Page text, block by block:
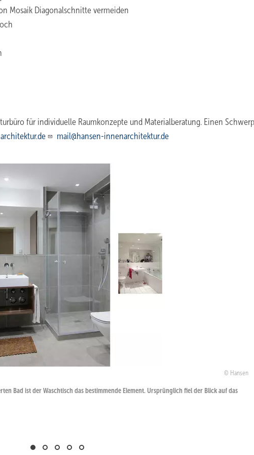
Mosaik Diagonalschnitte vermeiden
für individuelle Raumkonzepte und Materialberatung. Einen
mail@hansen-innenarchitektur.de
Hansen
Bad ist der Waschtisch das bestimmende Element. Ursprünglich fiel der Blick auf das